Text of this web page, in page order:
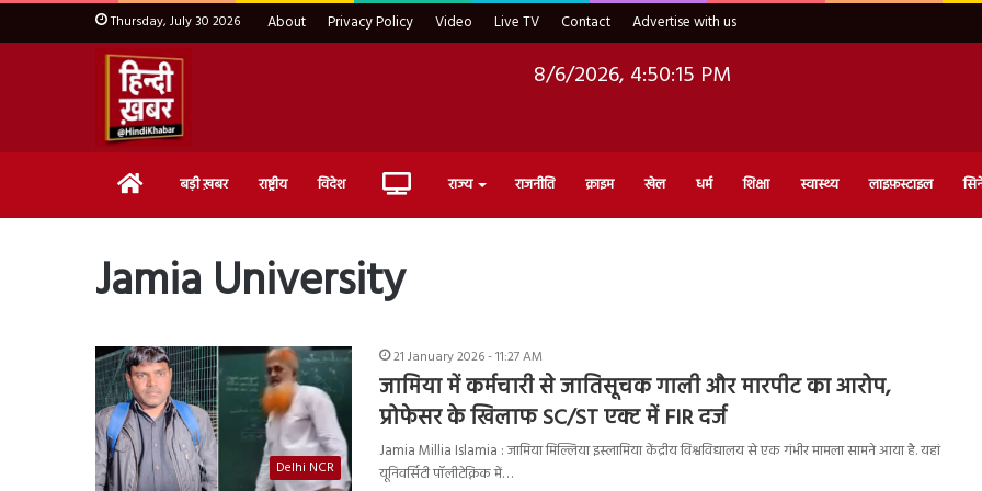
Thursday, July 30 2026 About Privacy Policy Video Live TV Contact Advertise with us
8/6/2026, 4:50:16 PM
Home बड़ी ख़बर राष्ट्रीय विदेश Live राज्य राजनीति क्राइम खेल धर्म शिक्षा स्वास्थ्य लाइफ़स्टाइल
Jamia University
Delhi NCR
21 January 2026 - 11:27 AM
जामिया में कर्मचारी से जातिसूचक गाली और मारपीट का आरोप,
प्रोफेसर के खिलाफ SC/ST एक्ट में FIR दर्ज
Jamia Millia Islamia : जामिया मिल्लिया इस्लामिया केंद्रीय विश्वविद्यालय से एक गंभीर मामला सामने आया है. यहां
यूनिवर्सिटी पॉलीटेक्निक में…